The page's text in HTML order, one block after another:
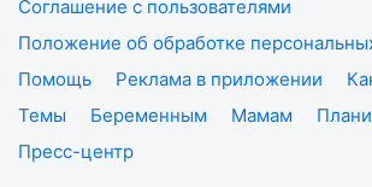
Соглашение с пользователями
Положение об обработке
Помощь
Реклама в приложении
Темы
Беременным Мамам
Пресс-центр